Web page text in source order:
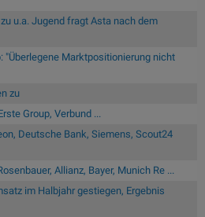
u.a. Jugend fragt Asta nach dem
"Überlegene Marktpositionierung nicht
zu
Group, Verbund ...
Deutsche Bank, Siemens, Scout24
Allianz, Bayer, Munich Re ...
im Halbjahr gestiegen, Ergebnis